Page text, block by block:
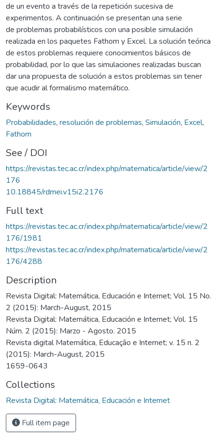
de un evento a través de la repetición sucesiva de
experimentos. A continuación se presentan una serie
de problemas probabilísticos con una posible simulación
realizada en los paquetes Fathom y Excel. La solución teórica
de estos problemas requiere conocimientos básicos de
probabilidad, por lo que las simulaciones realizadas buscan
dar una propuesta de solución a estos problemas sin tener
que acudir al formalismo matemático.
Keywords
Probabilidades, resolución de problemas, Simulación, Excel,
Fathom
See / DOI
https://revistas.tec.ac.cr/index.php/matematica/article/view/2
176
10.18845/rdmei.v15i2.2176
Full text
https://revistas.tec.ac.cr/index.php/matematica/article/view/2
176/1981
https://revistas.tec.ac.cr/index.php/matematica/article/view/2
176/4288
Description
Revista Digital: Matemática, Educación e Internet; Vol. 15 No.
2 (2015): March-August, 2015
Revista Digital: Matemática, Educación e Internet; Vol. 15
Núm. 2 (2015): Marzo - Agosto. 2015
Revista digital Matemática, Educação e Internet; v. 15 n. 2
(2015): March-August, 2015
1659-0643
Collections
Revista Digital: Matemática, Educación e Internet
Full item page